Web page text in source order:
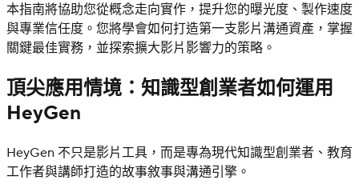
本指南將協助您從概念走向實作，提升您的曝光度、製作速度
與專業信任度。您將學會如何打造第一支影片溝通資產，掌握
關鍵最佳實務，並探索擴大影片影響力的策略。
頂尖應用情境：知識型創業者如何運用
HeyGen
HeyGen 不只是影片工具，而是專為現代知識型創業者、教育
工作者與講師打造的故事敘事與溝通引擎。